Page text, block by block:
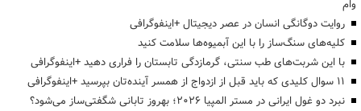
وام
روایت دوگانگی انسان در عصر دیجیتال +اینفوگرافی
کلیه‌های سنگ‌ساز را با این آبمیوه‌ها سلامت کنید
با این شربت‌های طب سنتی، گرمازدگی تابستان را فراری دهید +اینفوگرافی
۱۱ سوال کلیدی که باید قبل از ازدواج از همسر آینده‌تان بپرسید +اینفوگرافی
نبرد دو غول ایرانی در مستر المپیا ۲۰۲۶؛ بهروز تابانی شگفتی‌ساز می‌شود؟